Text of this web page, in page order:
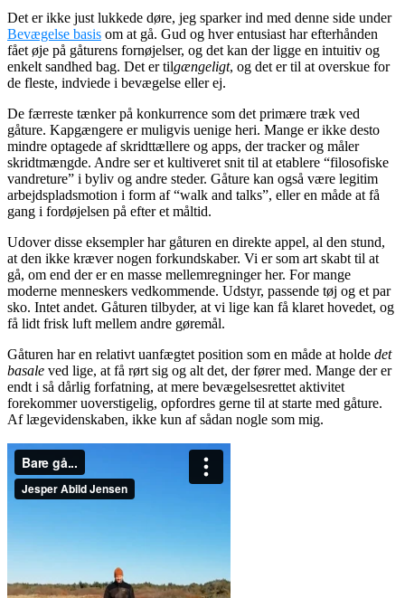
Det er ikke just lukkede døre, jeg sparker ind med denne side under
Bevægelse basis om at gå. Gud og hver entusiast har efterhånden
fået øje på gåturens fornøjelser, og det kan der ligge en intuitiv og
enkelt sandhed bag. Det er tilgængeligt, og det er til at overskue for
de fleste, indviede i bevægelse eller ej.
De færreste tænker på konkurrence som det primære træk ved
gåture. Kapgængere er muligvis uenige heri. Mange er ikke desto
mindre optagede af skridttællere og apps, der tracker og måler
skridtmængde. Andre ser et kultiveret snit til at etablere “filosofiske
vandreture” i byliv og andre steder. Gåture kan også være legitim
arbejdspladsmotion i form af “walk and talks”, eller en måde at få
gang i fordøjelsen på efter et måltid.
Udover disse eksempler har gåturen en direkte appel, al den stund,
at den ikke kræver nogen forkundskaber. Vi er som art skabt til at
gå, om end der er en masse mellemregninger her. For mange
moderne menneskers vedkommende. Udstyr, passende tøj og et par
sko. Intet andet. Gåturen tilbyder, at vi lige kan få klaret hovedet, og
få lidt frisk luft mellem andre gøremål.
Gåturen har en relativt uanfægtet position som en måde at holde det
basale ved lige, at få rørt sig og alt det, der fører med. Mange der er
endt i så dårlig forfatning, at mere bevægelsesrettet aktivitet
forekommer uoverstigelig, opfordres gerne til at starte med gåture.
Af lægevidenskaben, ikke kun af sådan nogle som mig.